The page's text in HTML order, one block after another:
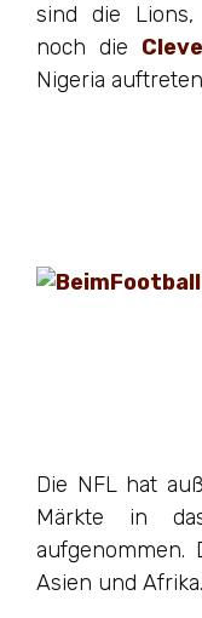
sind die Lions,
noch die
Nigeria
Die NFL hat
Märkte in
aufgenommen.
Asien und Afrika.